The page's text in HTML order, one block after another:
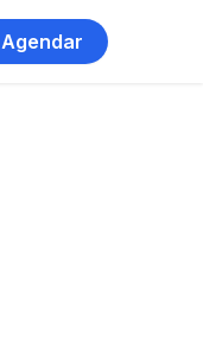
Agendar